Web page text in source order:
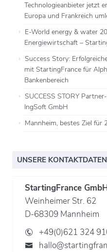
Technologieanbieter jetzt
Europa und Frankreich
E-World energy & water
Energiewirtschaft –
Success Story:
mit StartingFrance für
Bankenbereich
SUCCESS STORY
IngSoft GmbH
Mannheim, bestes Ziel für
UNSERE KONTAKTDATEN
StartingFrance
Weinheimer Str. 62
D-68309 Mannheim
+49(0)621 324